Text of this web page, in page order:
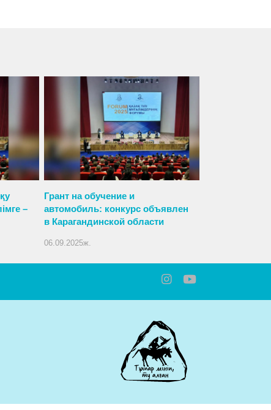
–
Грант на обучение и
автомобиль: конкурс объявлен
в Карагандинской области
06.09.2025ж.